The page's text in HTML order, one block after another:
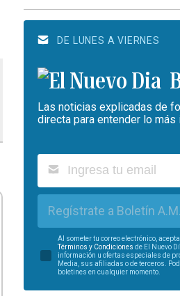
DE LUNES A VIERNES
Las noticias explicadas de
directa para entender lo más
Regístrate a Boletín A.M.
Al someter tu correo electrónico,
Términos y Condiciones de El Nuevo
información u ofertas especiales de
Media, sus afiliadas o de terceros.
boletines en cualquier momento.